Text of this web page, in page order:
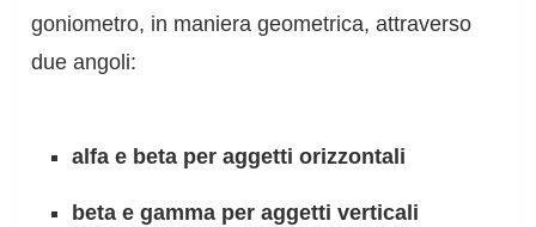
goniometro, in maniera geometrica, attraverso
due angoli:
alfa e beta per aggetti orizzontali
beta e gamma per aggetti verticali